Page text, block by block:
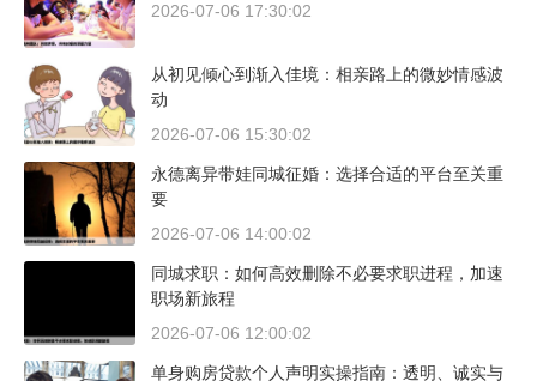
2026-07-06 17:30:02
从初见倾心到渐入佳境：相亲路上的微妙情感波
动
2026-07-06 15:30:02
永德离异带娃同城征婚：选择合适的平台至关重
要
2026-07-06 14:00:02
同城求职：如何高效删除不必要求职进程，加速
职场新旅程
2026-07-06 12:00:02
单身购房贷款个人声明实操指南：透明、诚实与